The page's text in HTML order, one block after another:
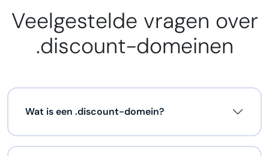
Veelgestelde vragen over
.discount-domeinen
Wat is een .discount-domein?